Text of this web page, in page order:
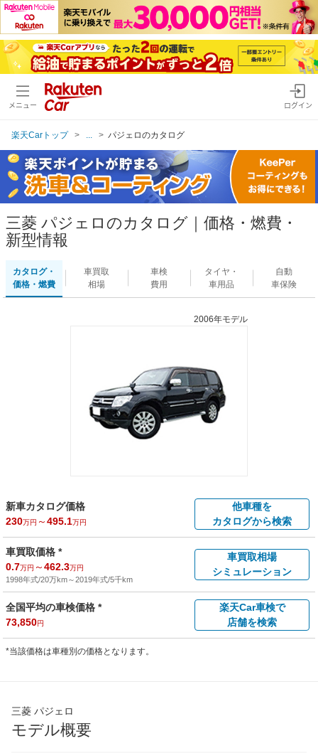
メニュー ログイン
楽天Carトップ パジェロのカタログ
三菱 パジェロのカタログ｜価格・燃費・
新型情報
カタログ・
価格・燃費
車買取
相場
車検
費用
タイヤ・
車用品
自動
車保険
2006年モデル
新車カタログ価格
230万円 ～495.1万円
他車種を
カタログから検索
車買取価格 *
0.7万円 ～462.3万円
1998年式/20万km～2019年式/5千km
車買取相場
シミュレーション
全国平均の車検価格 *
73,850円
楽天Car車検で
店舗を検索
*当該価格は車種別の価格となります。
三菱 パジェロ
モデル概要